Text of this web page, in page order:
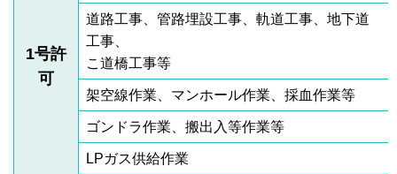
1号許
可
道路工事、管路埋設工事、軌道工事、地下道
工事、
こ道橋工事等
架空線作業、マンホール作業、採血作業等
ゴンドラ作業、搬出入等作業等
LPガス供給作業